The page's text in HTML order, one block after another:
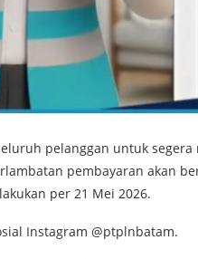
pelanggan untuk segera
pembayaran akan
per 21 Mei 2026.
Instagram @ptplnbatam.